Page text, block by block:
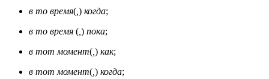
в то время( ) когда;
в то время ( ) пока;
в тот момент( ) как;
в тот момент( ) когда;